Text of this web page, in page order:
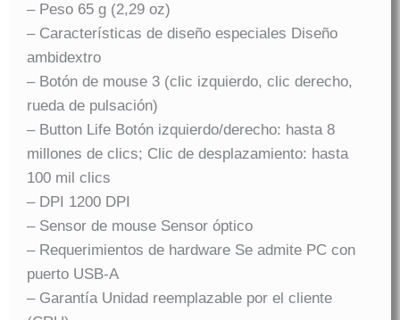
– Peso 65 g (2,29 oz)
– Características de diseño especiales Diseño
ambidextro
– Botón de mouse 3 (clic izquierdo, clic derecho,
rueda de pulsación)
– Button Life Botón izquierdo/derecho: hasta 8
millones de clics; Clic de desplazamiento: hasta
100 mil clics
– DPI 1200 DPI
– Sensor de mouse Sensor óptico
– Requerimientos de hardware Se admite PC con
puerto USB-A
– Garantía Unidad reemplazable por el cliente